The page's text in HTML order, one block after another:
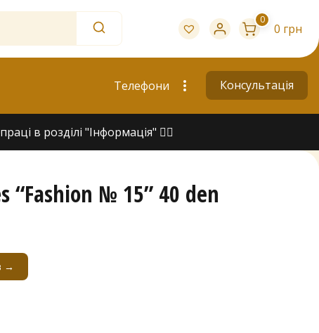
0
0 грн
Телефони Консультація
в розділі "Інформація" 👇🏻
“Fashion № 15” 40 den
→